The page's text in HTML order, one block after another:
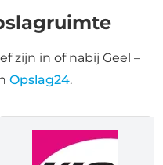
zijn in of nabij Geel –
Opslag24.